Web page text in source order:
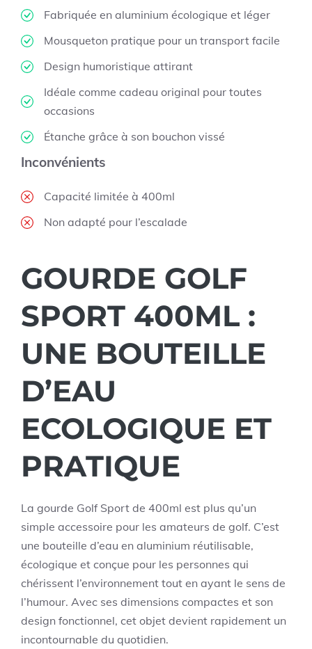
Fabriquée en aluminium écologique et léger
Mousqueton pratique pour un transport facile
Design humoristique attirant
Idéale comme cadeau original pour toutes
occasions
Étanche grâce à son bouchon vissé
Inconvénients
Capacité limitée à 400ml
Non adapté pour l’escalade
GOURDE GOLF
SPORT 400ML :
UNE BOUTEILLE
D’EAU
ECOLOGIQUE ET
PRATIQUE
La gourde Golf Sport de 400ml est plus qu’un
simple accessoire pour les amateurs de golf. C’est
une bouteille d’eau en aluminium réutilisable,
écologique et conçue pour les personnes qui
chérissent l’environnement tout en ayant le sens de
l’humour. Avec ses dimensions compactes et son
design fonctionnel, cet objet devient rapidement un
incontournable du quotidien.